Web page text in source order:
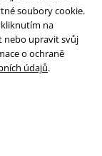
soubory cookie.
na
nebo upravit svůj
o ochraně
údajů.